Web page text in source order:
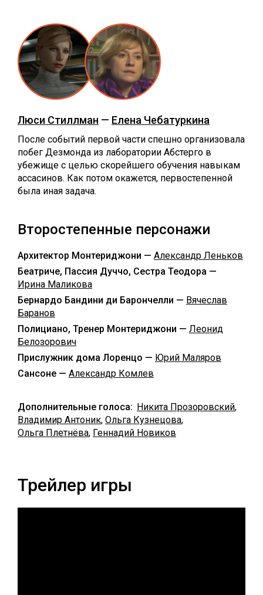
Люси Стиллман — Елена Чебатуркина
После событий первой части спешно организовала
побег Дезмонда из лаборатории Абстерго в
убежище с целью скорейшего обучения навыкам
ассасинов. Как потом окажется, первостепенной
была иная задача.
Второстепенные персонажи
Архитектор Монтериджони — Александр Леньков
Беатриче, Пассия Дуччо, Сестра Теодора —
Ирина Маликова
Бернардо Бандини ди Барончелли — Вячеслав
Баранов
Полициано, Тренер Монтериджони — Леонид
Белозорович
Прислужник дома Лоренцо — Юрий Маляров
Сансоне — Александр Комлев
Дополнительные голоса: Никита Прозоровский,
Владимир Антоник, Ольга Кузнецова,
Ольга Плетнёва, Геннадий Новиков
Трейлер игры